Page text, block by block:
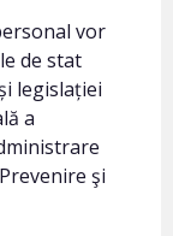
vor
de stat
legislației
a
şi